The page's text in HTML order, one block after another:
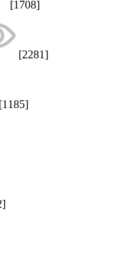
[1708]
[2281]
[1185]